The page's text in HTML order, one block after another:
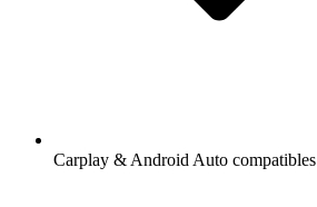
Carplay & Android Auto compatibles